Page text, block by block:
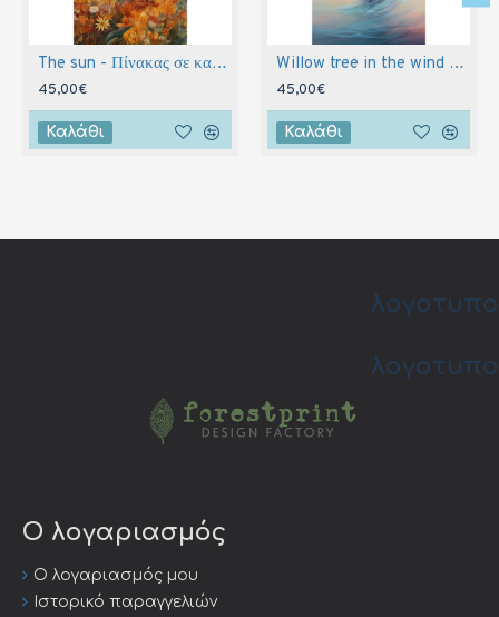
The sun - Πίνακας σε καμβά
45,00€
Καλάθι
Willow tree in the wind - Πίνακας σε καμβά
45,00€
Καλάθι
λογοτυπο
λογοτυπο
Ο λογαριασμός
Ο λογαριασμός μου
Ιστορικό παραγγελιών